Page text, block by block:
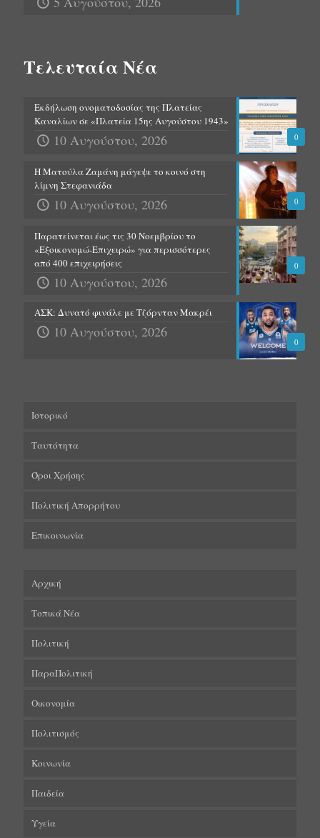
Τελευταία Νέα
0
Εκδήλωση ονοματοδοσίας της Πλατείας
Καναλίων σε «Πλατεία 15ης Αυγούστου 1943»
10 Αυγούστου, 2026
0
Η Ματούλα Ζαμάνη μάγεψε το κοινό στη
λίμνη Στεφανιάδα
10 Αυγούστου, 2026
0
Παρατείνεται έως τις 30 Νοεμβρίου το
«Εξοικονομώ-Επιχειρώ» για περισσότερες
από 400 επιχειρήσεις
10 Αυγούστου, 2026
0
ΑΣΚ: Δυνατό φινάλε με Τζόρνταν Μακρέι
10 Αυγούστου, 2026
Ιστορικό
Ταυτότητα
Όροι Χρήσης
Πολιτική Απορρήτου
Επικοινωνία
Αρχική
Τοπικά Νέα
Πολιτική
ΠαραΠολιτική
Οικονομία
Πολιτισμός
Κοινωνία
Παιδεία
Υγεία